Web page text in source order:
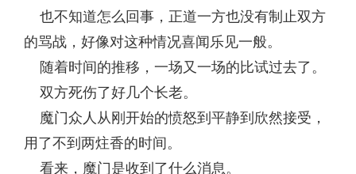
也不知道怎么回事，正道一方也没有制止双方
的骂战，好像对这种情况喜闻乐见一般。
随着时间的推移，一场又一场的比试过去了。
双方死伤了好几个长老。
魔门众人从刚开始的愤怒到平静到欣然接受，
用了不到两炷香的时间。
看来，魔门是收到了什么消息。